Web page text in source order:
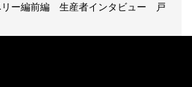
リー編前編 生産者インタビュー 戸